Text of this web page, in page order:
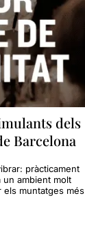
dels
Barcelona
pràcticament
ambient molt
muntatges més